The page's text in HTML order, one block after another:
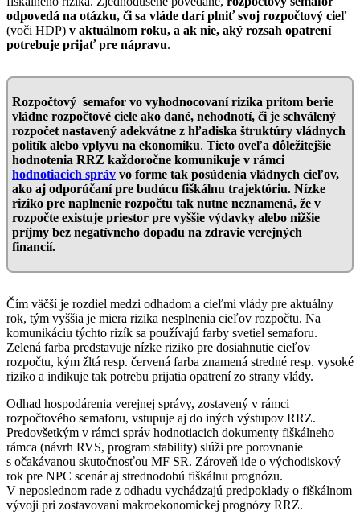
odpovedá na otázku, či sa vláde darí plniť svoj rozpočtový cieľ
(voči HDP) v aktuálnom roku, a ak nie, aký rozsah opatrení
potrebuje prijať pre nápravu.
Rozpočtový semafor vo vyhodnocovaní rizika pritom berie
vládne rozpočtové ciele ako dané, nehodnotí, či je schválený
rozpočet nastavený adekvátne z hľadiska štruktúry vládnych
politík alebo vplyvu na ekonomiku. Tieto oveľa dôležitejšie
hodnotenia RRZ každoročne komunikuje v rámci
hodnotiacich správ vo forme tak posúdenia vládnych cieľov,
ako aj odporúčaní pre budúcu fiškálnu trajektóriu. Nízke
riziko pre naplnenie rozpočtu tak nutne neznamená, že v
rozpočte existuje priestor pre vyššie výdavky alebo nižšie
príjmy bez negatívneho dopadu na zdravie verejných
financií.
Čím väčší je rozdiel medzi odhadom a cieľmi vlády pre aktuálny
rok, tým vyššia je miera rizika nesplnenia cieľov rozpočtu. Na
komunikáciu týchto rizík sa používajú farby svetiel semaforu.
Zelená farba predstavuje nízke riziko pre dosiahnutie cieľov
rozpočtu, kým žltá resp. červená farba znamená stredné resp. vysoké
riziko a indikuje tak potrebu prijatia opatrení zo strany vlády.
Odhad hospodárenia verejnej správy, zostavený v rámci
rozpočtového semaforu, vstupuje aj do iných výstupov RRZ.
Predovšetkým v rámci správ hodnotiacich dokumenty fiškálneho
rámca (návrh RVS, program stability) slúži pre porovnanie
s očakávanou skutočnosťou MF SR. Zároveň ide o východiskový
rok pre NPC scenár aj strednodobú fiškálnu prognózu.
V neposlednom rade z odhadu vychádzajú predpoklady o fiškálnom
vývoji pri zostavovaní makroekonomickej prognózy RRZ.